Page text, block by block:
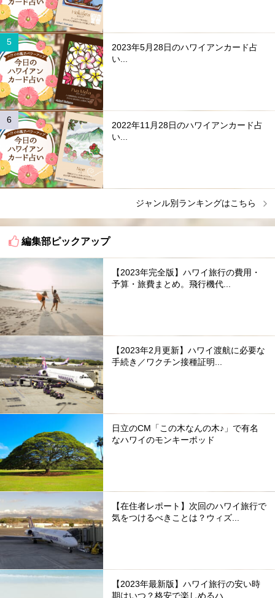
2023年5月28日のハワイアンカード占
い...
2022年11月28日のハワイアンカード占
い...
ジャンル別ランキングはこちら
編集部ピックアップ
【2023年完全版】ハワイ旅行の費用・
予算・旅費まとめ。飛行機代...
【2023年2月更新】ハワイ渡航に必要な
手続き／ワクチン接種証明...
日立のCM「この木なんの木♪」で有名
なハワイのモンキーポッド
【在住者レポート】次回のハワイ旅行で
気をつけるべきことは？ウィズ...
【2023年最新版】ハワイ旅行の安い時
期はいつ？格安で楽しめるハ...